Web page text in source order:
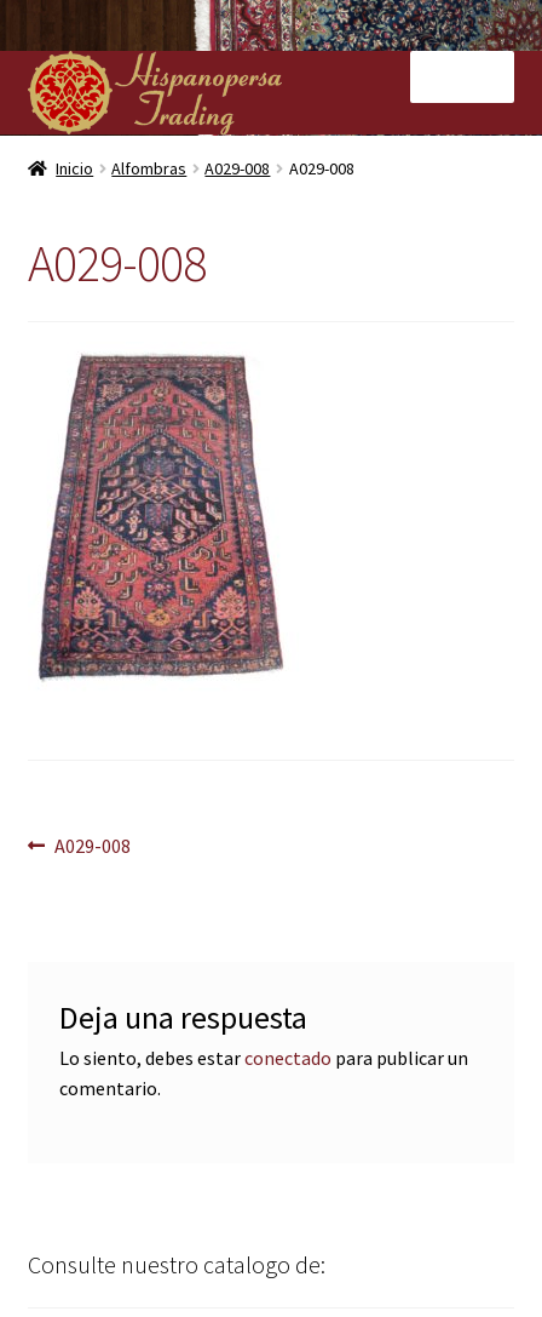
Ir
a
la
navegación
Ir
al
contenido
Inicio
Kilims
Contacto
Inicio Alfombras A029-008 A029-008
A029-008
Navegación
Anterior:
A029-008
Deja una respuesta
Lo siento, debes estarconectado para publicar un
comentario.
Consulte nuestro catalogo de: